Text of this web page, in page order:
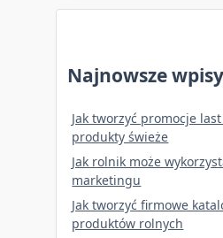
Najnowsze wpisy
Jak tworzyć promocje
produkty świeże
Jak rolnik może
marketingu
Jak tworzyć firmowe
produktów rolnych